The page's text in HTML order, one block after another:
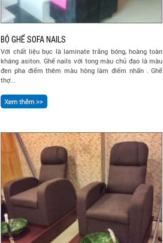
BỘ GHẾ SOFA NAILS
Với chất liệu bục là laminate trắng bóng, hoàng toàn
kháng asiton. Ghế nails với tong màu chủ đạo là màu
đen pha điểm thêm màu hòng làm điểm nhấn . Ghế
thợ...